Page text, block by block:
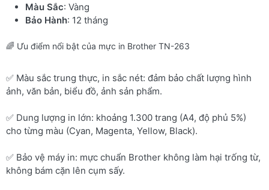
Màu Sắc: Vàng
Bảo Hành: 12 tháng
🌈 Ưu điểm nổi bật của mực in Brother TN-263
✅ Màu sắc trung thực, in sắc nét: đảm bảo chất lượng hình
ảnh, văn bản, biểu đồ, ảnh sản phẩm.
✅ Dung lượng in lớn: khoảng 1.300 trang (A4, độ phủ 5%)
cho từng màu (Cyan, Magenta, Yellow, Black).
✅ Bảo vệ máy in: mực chuẩn Brother không làm hại trống từ,
không bám cặn lên cụm sấy.